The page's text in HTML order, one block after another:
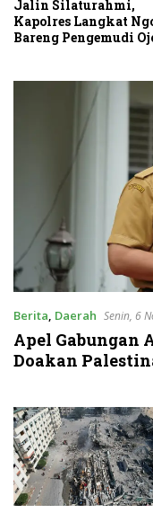
Jalin Silaturahmi,
Kapolres Langkat
Bareng Pengemudi
Berita, Daerah Senin, 6
Apel Gabungan
Doakan